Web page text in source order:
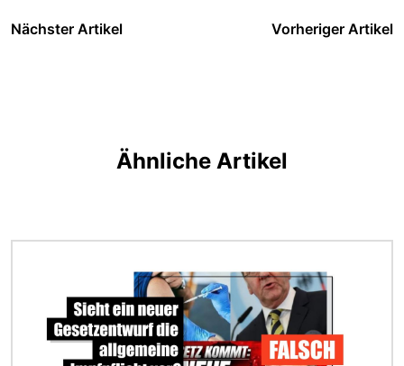
Nächster Artikel Vorheriger Artikel
Ähnliche Artikel